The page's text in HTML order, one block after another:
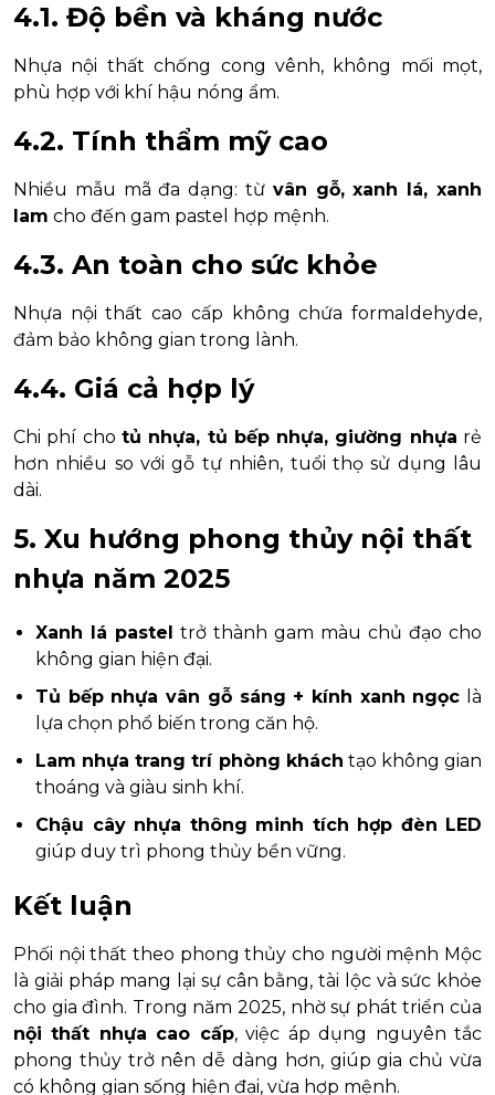
4.1. Độ bền và kháng nước
Nhựa nội thất chống cong vênh, không mối mọt,
phù hợp với khí hậu nóng ẩm.
4.2. Tính thẩm mỹ cao
Nhiều mẫu mã đa dạng: từ vân gỗ, xanh lá, xanh
lam cho đến gam pastel hợp mệnh.
4.3. An toàn cho sức khỏe
Nhựa nội thất cao cấp không chứa formaldehyde,
đảm bảo không gian trong lành.
4.4. Giá cả hợp lý
Chi phí cho tủ nhựa, tủ bếp nhựa, giường nhựa rẻ
hơn nhiều so với gỗ tự nhiên, tuổi thọ sử dụng lâu
dài.
5. Xu hướng phong thủy nội thất
nhựa năm 2025
Xanh lá pastel
trở thành gam màu chủ đạo cho
không gian hiện đại.
Tủ bếp nhựa vân gỗ sáng + kính xanh ngọc là
lựa chọn phổ biến trong căn hộ.
Lam nhựa trang trí phòng khách tạo không gian
thoáng và giàu sinh khí.
Chậu cây nhựa thông minh tích hợp đèn LED
giúp duy trì phong thủy bền vững.
Kết luận
Phối nội thất theo phong thủy cho người mệnh Mộc
là giải pháp mang lại sự cân bằng, tài lộc và sức khỏe
cho gia đình. Trong năm 2025, nhờ sự phát triển của
nội thất nhựa cao cấp, việc áp dụng nguyên tắc
phong thủy trở nên dễ dàng hơn, giúp gia chủ vừa
có không gian sống hiện đại, vừa hợp mệnh.